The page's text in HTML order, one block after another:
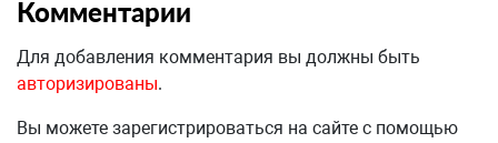
Комментарии
Для добавления комментария вы должны быть
авторизированы.
Вы можете зарегистрироваться на сайте с помощью